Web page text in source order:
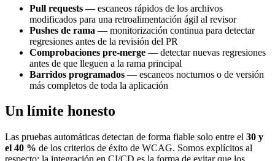
Pull requests — escaneos rápidos de los archivos
modificados para una retroalimentación ágil al revisor
Pushes de rama — monitorización continua para detectar
regresiones antes de la revisión del PR
Comprobaciones pre-merge — detectar nuevas regresiones
antes de que lleguen a la rama principal
Barridos programados — escaneos nocturnos o de versión
más completos de toda la aplicación
Un límite honesto
Las pruebas automáticas detectan de forma fiable solo entre el 30 y
el 40 % de los criterios de éxito de WCAG. Somos explícitos al